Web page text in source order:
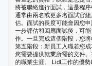
將被聯絡進行面試，這是程
通常由兩名或更多名面試官
估。面試的長度可能會因您
一步評估和回應面試後，可
作。一旦完成這個階段，您
第五階段：新員工入職若您
您需要提供就業所需的文件
的職業生涯。 Lidl工作的優勢